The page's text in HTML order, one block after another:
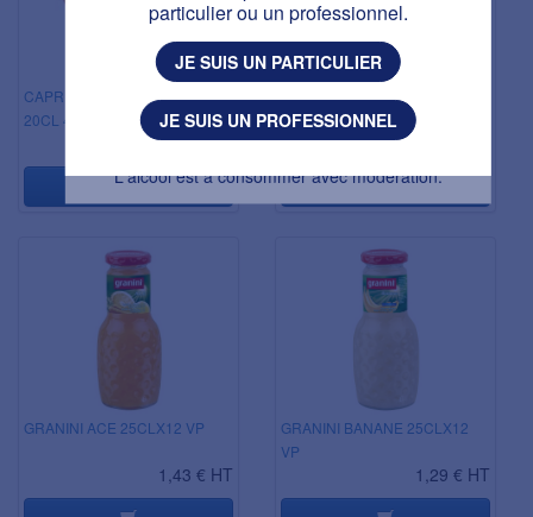
CAPRI-SUN MULTIVITAMINE
20CL 4X10
1,02 € HT
CARAIBOS CREME NOIX DE
COCO 425GR
GRANINI ACE 25CLX12 VP
1,43 € HT
GRANINI BANANE 25CLX12
VP
1,29 € HT
L'alcool est à consommer avec modération.
particulier ou un professionnel.
JE SUIS UN PARTICULIER
JE SUIS UN PROFESSIONNEL